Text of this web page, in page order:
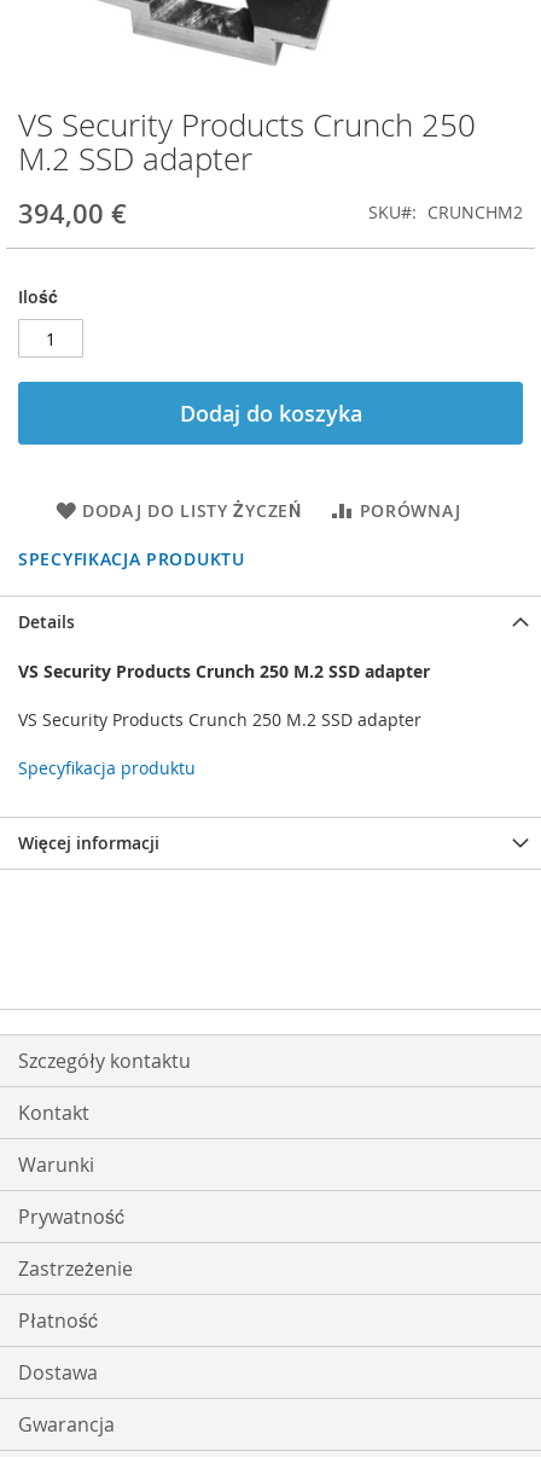
VS Security Products Crunch 250
M.2 SSD adapter
394,00 € SKU CRUNCHM2
Ilość
Dodaj do koszyka
DODAJ DO LISTY ŻYCZEŃ PORÓWNAJ
SPECYFIKACJA PRODUKTU
Przejdź
na
początek
Details
VS Security Products Crunch 250 M.2 SSD adapter
VS Security Products Crunch 250 M.2 SSD adapter
Specyfikacja produktu
Więcej informacji
Szczegóły kontaktu
Kontakt
Warunki
Prywatność
Zastrzeżenie
Płatność
Dostawa
Gwarancja